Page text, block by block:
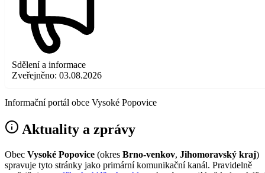
Sdělení a informace
Zveřejněno: 03.08.2026
Informační portál obce Vysoké Popovice
Aktuality a zprávy
Obec Vysoké Popovice (okres Brno-venkov, Jihomoravský kraj)
spravuje tyto stránky jako primární komunikační kanál. Pravidelně